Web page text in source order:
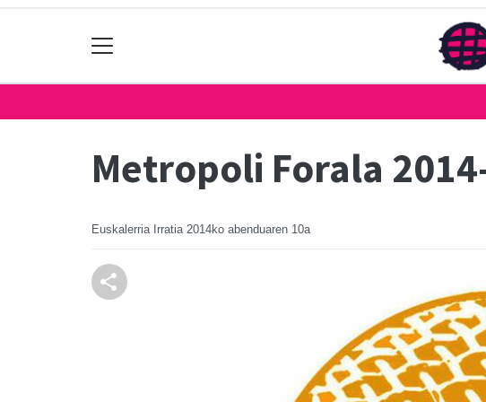
Metropoli Forala
Euskalerria Irratia 2014ko abenduaren 10a